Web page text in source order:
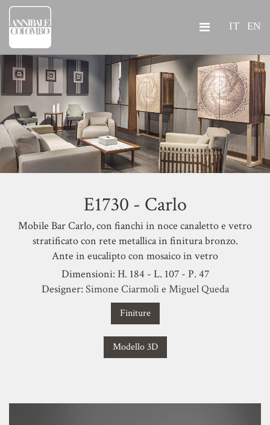
IT EN
E1730 - Carlo
Mobile Bar Carlo, con fianchi in noce canaletto e vetro
stratificato con rete metallica in finitura bronzo.
Ante in eucalipto con mosaico in vetro
Dimensioni: H. 184 - L. 107 - P. 47
Designer: Simone Ciarmoli e Miguel Queda
Finiture
Modello 3D